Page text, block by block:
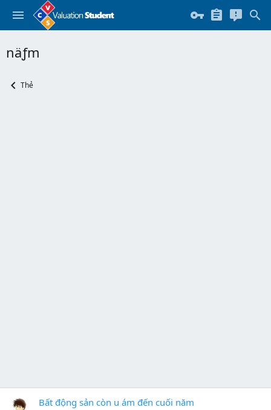
näƒm
Thẻ
Bất động sản còn u ám đến cuối năm